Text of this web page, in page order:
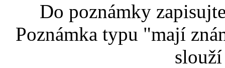
Do poznámky
Poznámka typu "mají